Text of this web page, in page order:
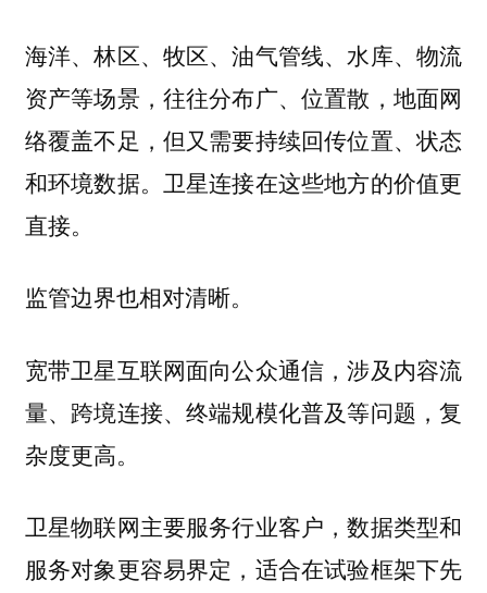
海洋、林区、牧区、油气管线、水库、物流
资产等场景，往往分布广、位置散，地面网
络覆盖不足，但又需要持续回传位置、状态
和环境数据。卫星连接在这些地方的价值更
直接。
监管边界也相对清晰。
宽带卫星互联网面向公众通信，涉及内容流
量、跨境连接、终端规模化普及等问题，复
杂度更高。
卫星物联网主要服务行业客户，数据类型和
服务对象更容易界定，适合在试验框架下先